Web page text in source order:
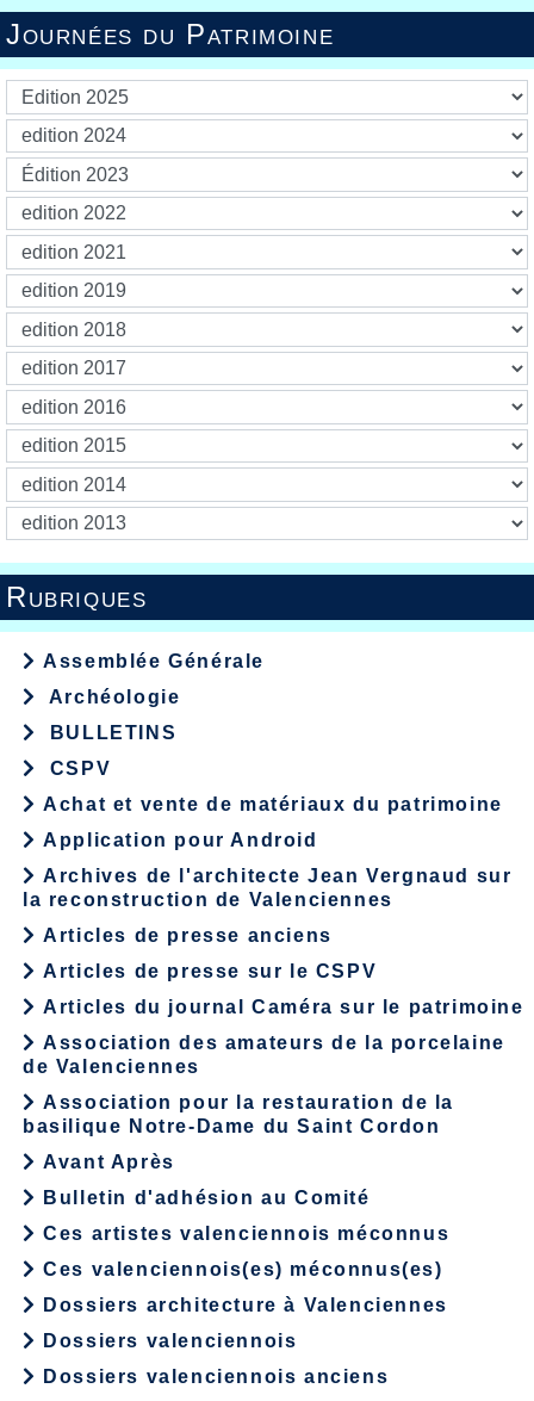
Journées du Patrimoine
Rubriques
Assemblée Générale
Archéologie
BULLETINS
CSPV
Achat et vente de matériaux du patrimoine
Application pour Android
Archives de l'architecte Jean Vergnaud sur
la reconstruction de Valenciennes
Articles de presse anciens
Articles de presse sur le CSPV
Articles du journal Caméra sur le patrimoine
Association des amateurs de la porcelaine
de Valenciennes
Association pour la restauration de la
basilique Notre-Dame du Saint Cordon
Avant Après
Bulletin d'adhésion au Comité
Ces artistes valenciennois méconnus
Ces valenciennois(es) méconnus(es)
Dossiers architecture à Valenciennes
Dossiers valenciennois
Dossiers valenciennois anciens